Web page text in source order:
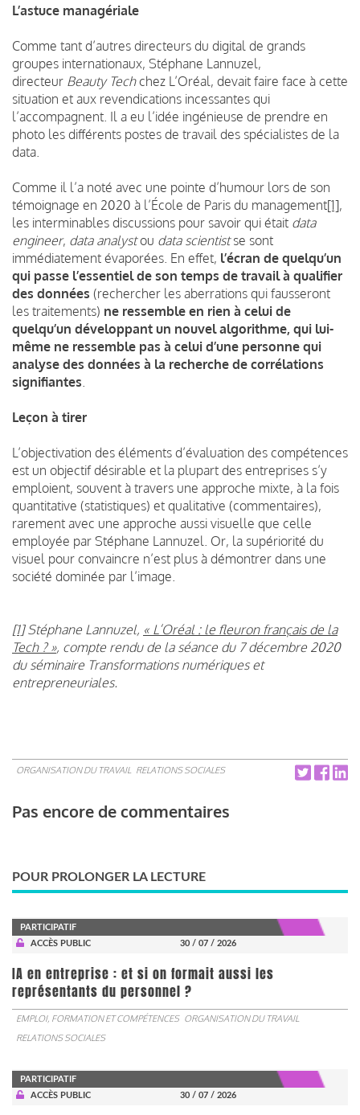
L’astuce managériale
Comme tant d’autres directeurs du digital de grands
groupes internationaux, Stéphane Lannuzel,
directeur Beauty Techchez L’Oréal, devait faire face à cette
situation et aux revendications incessantes qui
l’accompagnent. Il a eu l’idée ingénieuse de prendre en
photo les différents postes de travail des spécialistes de la
data.
Comme il l’a noté avec une pointe d’humour lors de son
témoignage en 2020 à l’École de Paris du management[1],
les interminables discussions pour savoir qui était data
engineer, data analystou data scientistse sont
immédiatement évaporées. En effet, l’écran de quelqu’un
qui passe l’essentiel de son temps de travail à qualifier
des données (rechercher les aberrations qui fausseront
les traitements) ne ressemble en rien à celui de
quelqu’un développant un nouvel algorithme, qui lui-
même ne ressemble pas à celui d’une personne qui
analyse des données à la recherche de corrélations
signifiantes
Leçon à tirer
L’objectivation des éléments d’évaluation des compétences
est un objectif désirable et la plupart des entreprises s’y
emploient, souvent à travers une approche mixte, à la fois
quantitative (statistiques) et qualitative (commentaires),
rarement avec une approche aussi visuelle que celle
employée par Stéphane Lannuzel. Or, la supériorité du
visuel pour convaincre n’est plus à démontrer dans une
société dominée par l’image.
[1]Stéphane Lannuzel, « L’Oréal : le fleuron français de la
Tech ? », compte rendu de la séance du 7 décembre 2020
du séminaire Transformations numériques et
entrepreneuriales.
ORGANISATION DU TRAVAIL RELATIONS SOCIALES
Pas encore de commentaires
POUR PROLONGER LA LECTURE
PARTICIPATIF
ACCÈS PUBLIC
30 / 07 / 2026
IA en entreprise : et si on formait aussi les
représentants du personnel ?
EMPLOI, FORMATION ET COMPÉTENCES ORGANISATION DU TRAVAIL
RELATIONS SOCIALES
PARTICIPATIF
ACCÈS PUBLIC
30 / 07 / 2026